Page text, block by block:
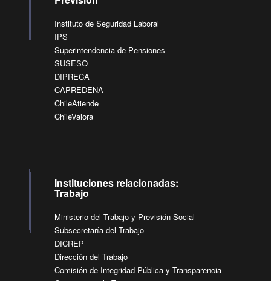
Instituto de Seguridad Laboral
IPS
Superintendencia de Pensiones
SUSESO
DIPRECA
CAPREDENA
ChileAtiende
ChileValora
Instituciones relacionadas:
Trabajo
Ministerio del Trabajo y Previsión Social
Subsecretaría del Trabajo
DICREP
Dirección del Trabajo
Comisión de Integridad Pública y Transparencia